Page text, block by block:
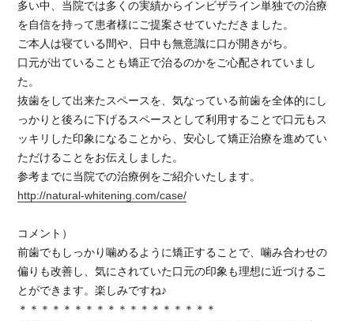
多い中、当院では多くの実績からインビザライン単独での治療
を自信を持って患者様にご提案させていただきました。
ご本人は寝ている間や、日中も無意識に口が開きがち。
口元が出ていることも矯正で治るのかをご心配されていまし
た。
抜歯をして出来たスペースを、気なっている前歯を全体的にし
っかりと後ろに下げるスペースとして利用することで口元もス
ッキリした印象になることから、安心して矯正治療を進めてい
ただけることをお伝えしました。
参考までに当院での治療例をご紹介いたします。
http://natural-whitening.com/case/
コメント）
前歯でもしっかり噛めるように矯正することで、噛み合わせの
偏りも改善し、気にされていた口元の印象も理想に近づけるこ
とができます。楽しみですね♪
＊＊＊＊＊＊＊＊＊＊＊＊＊＊＊＊＊＊